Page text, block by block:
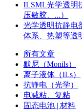
ILSML光学透明
压敏胶、...）
光学透明抗静电
体系、热塑等透
所有文章
默尼（Monils）
离子液体（ILs）
抗静电（光学）
电减粘、复粘
固态电池 | 材料